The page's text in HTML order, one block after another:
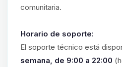
comunitaria.
Horario de soporte:
El soporte técnico está
semana, de 9:00 a 22:00